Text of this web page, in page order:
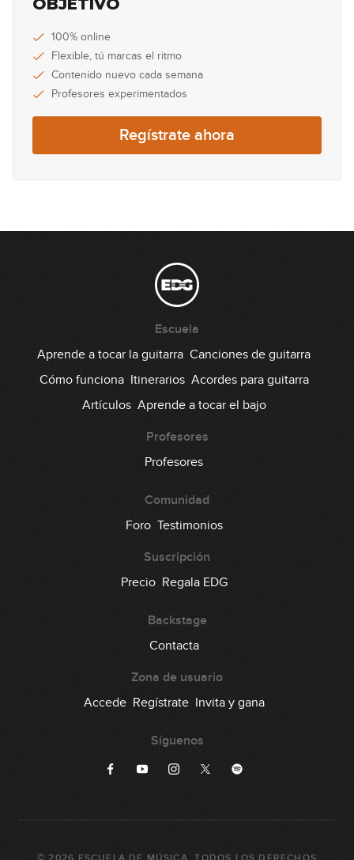
16:24
18:06
13
20:59
My Sharona
14
Wonderful Tonight
Brothers in Arms
OBJETIVO
100% online
Flexible, tú marcas el ritmo
Contenido nuevo cada semana
Profesores experimentados
Regístrate ahora
Escuela
Aprende a tocar la guitarra Canciones de guitarra
Cómo funciona Itinerarios Acordes para guitarra
Artículos Aprende a tocar el bajo
Profesores
Profesores
Comunidad
Foro Testimonios
Suscripción
Precio Regala EDG
Backstage
Contacta
Zona de usuario
Accede Regístrate Invita y gana
Síguenos